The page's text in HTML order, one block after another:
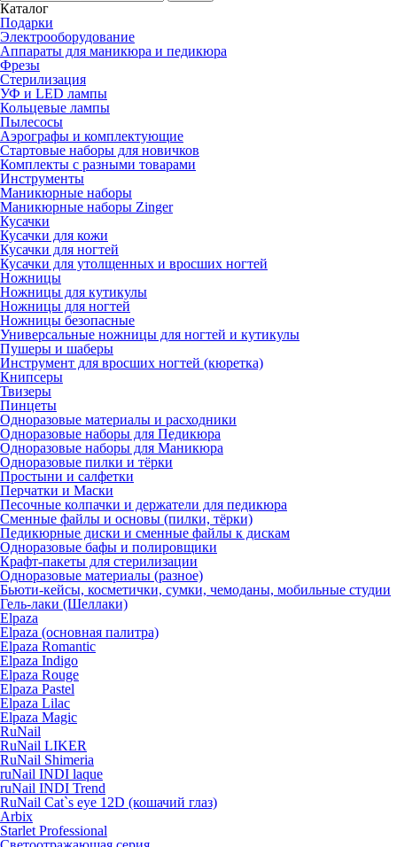
Каталог
Подарки
Электро­оборудование
Аппараты для маникюра и педикюра
Фрезы
Стерилизация
УФ и LED лампы
Кольцевые лампы
Пылесосы
Аэрографы и комплектующие
Стартовые наборы для новичков
Комплекты с разными товарами
Инструменты
Маникюрные наборы
Маникюрные наборы Zinger
Кусачки
Кусачки для кожи
Кусачки для ногтей
Кусачки для утолщенных и вросших ногтей
Ножницы
Ножницы для кутикулы
Ножницы для ногтей
Ножницы безопасные
Универсальные ножницы для ногтей и кутикулы
Пушеры и шаберы
Инструмент для вросших ногтей (кюретка)
Книпсеры
Твизеры
Пинцеты
Одноразовые материалы и расходники
Одноразовые наборы для Педикюра
Одноразовые наборы для Маникюра
Одноразовые пилки и тёрки
Простыни и салфетки
Перчатки и Маски
Песочные колпачки и держатели для педикюра
Cменные файлы и основы (пилки, тёрки)
Педикюрные диски и сменные файлы к дискам
Одноразовые бафы и полировщики
Крафт-пакеты для стерилизации
Одноразовые материалы (разное)
Бьюти-кейсы, косметички, сумки, чемоданы, мобильные студии
Гель-лаки (Шеллаки)
Elpaza
Elpaza (основная палитра)
Elpaza Romantic
Elpaza Indigo
Elpaza Rouge
Elpaza Pastel
Elpaza Lilac
Elpaza Magic
RuNail
RuNail LIKER
RuNail Shimeria
ruNail INDI laque
ruNail INDI Trend
RuNail Cat`s eye 12D (кошачий глаз)
Arbix
Starlet Professional